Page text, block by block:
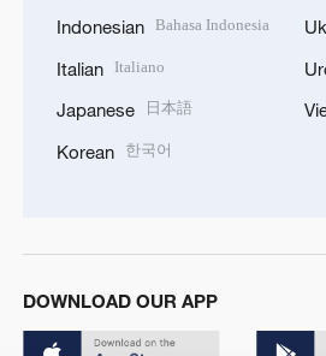
Indonesian Bahasa Indonesia
Italian Italiano
Japanese 日本語
Korean 한국어
DOWNLOAD OUR APP